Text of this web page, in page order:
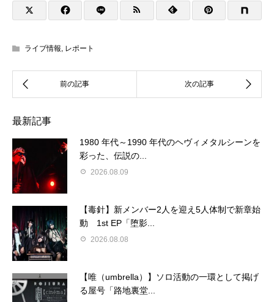
ライブ情報 レポート
最新記事
1980 年代～1990 年代のヘヴィメタルシーンを
彩った、伝説の...
2026.08.09
【毒針】新メンバー2人を迎え5人体制で新章始
動 1st EP「堕影...
2026.08.08
【唯（umbrella）】ソロ活動の一環として掲げ
る屋号「路地裏堂...